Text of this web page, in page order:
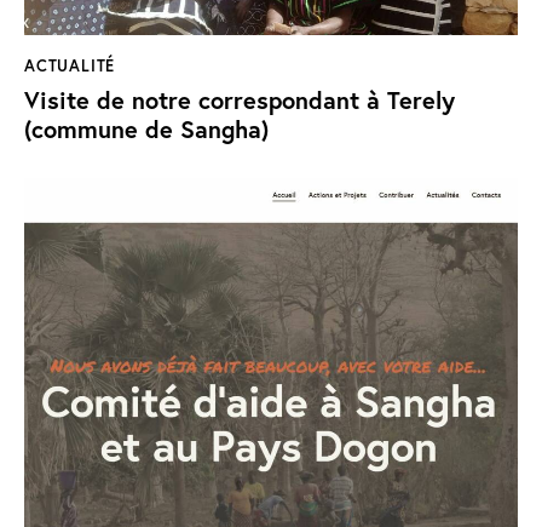
ACTUALITÉ
Visite de notre correspondant à Terely
(commune de Sangha)